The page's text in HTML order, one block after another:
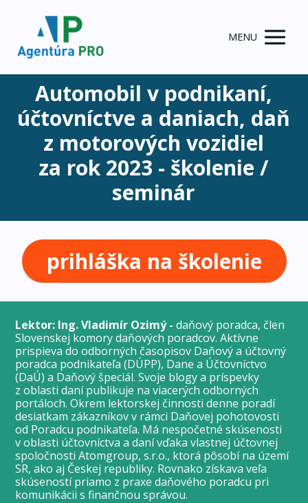
MENU
Automobil v podnikaní,
účtovníctve a daniach, daň
z motorových vozidiel
za rok 2023 - školenie /
seminár
prihláška na školenie
Lektor: Ing. Vladimír Ozimý - daňový poradca, člen
Slovenskej komory daňových poradcov. Aktívne
prispieva do odborných časopisov Daňový a účtovný
poradca podnikateľa (DÚPP), Dane a Účtovníctvo
(DaÚ) a Daňový špeciál. Svoje blogy a príspevky
z oblasti daní publikuje na viacerých odborných
portáloch. Okrem lektorskej činnosti denne poradí
desiatkam zákazníkov v rámci Daňovej pohotovosti
od Poradcu podnikateľa. Má nespočetné skúsenosti
v oblasti účtovníctva a daní vďaka vlastnej účtovnej
spoločnosti Atomgroup, s.r.o., ktorá pôsobí na území
SR, ako aj Českej republiky. Rovnako získava veľa
skúseností priamo z praxe daňového poradcu pri
komunikácii s finančnou správou.